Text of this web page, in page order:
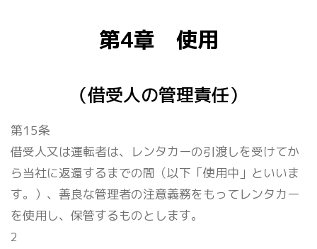
第4章 使用
（借受人の管理責任）
第15条
借受人又は運転者は、レンタカーの引渡しを受けてか
ら当社に返還するまでの間（以下「使用中」といいま
す。）、善良な管理者の注意義務をもってレンタカー
を使用し、保管するものとします。
2